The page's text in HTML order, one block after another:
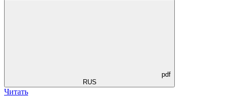
pdf
RUS
Читать